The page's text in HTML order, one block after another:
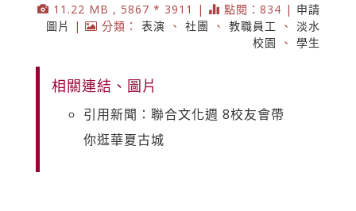
11.22 MB , 5867 * 3911 | 點閱：834 | 申請
圖片
| 分類： 表演 、 社團 、 教職員工 、 淡水
校園
、 學生
相關連結、圖片
引用新聞：聯合文化週 8校友會帶
你逛華夏古城